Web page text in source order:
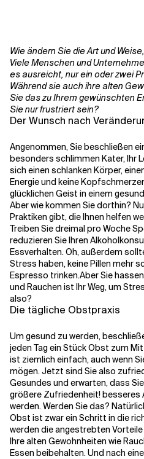
Verwandte Themen
Wie ändern Sie die Art und
Viele Menschen und
es ausreicht, nur ein oder zwei
Während sie auch ihre alten
Sie das zu Ihrem gewünschten
Sie nur frustriert sein?
Der Wunsch nach
Angenommen, Sie beschließen
besonders schlimmen Kater, Ihr
sich einen schlanken Körper,
Energie und keine
glücklichen Geist in einem
Aber wie kommen Sie dorthin?
Praktiken gibt, die Ihnen helfen
Treiben Sie dreimal pro Woche
reduzieren Sie Ihren
Essverhalten. Oh, außerdem
Stress haben, keine Pillen mehr
Espresso trinken.Aber Sie
und Rauchen ist Ihr Weg, um
also?
Die tägliche Obstpraxis
Um gesund zu werden,
jeden Tag ein Stück Obst zum
ist ziemlich einfach, auch wenn
mögen. Jetzt sind Sie also
Gesundes und erwarten, dass
größere Zufriedenheit! besseres
werden. Werden Sie das?
Obst ist zwar ein Schritt in die
werden die angestrebten Vorteile
Ihre alten Gewohnheiten wie
Essen beibehalten. Und nach